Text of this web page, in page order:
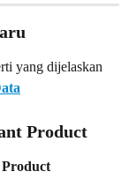
yang dijelaskan
Product